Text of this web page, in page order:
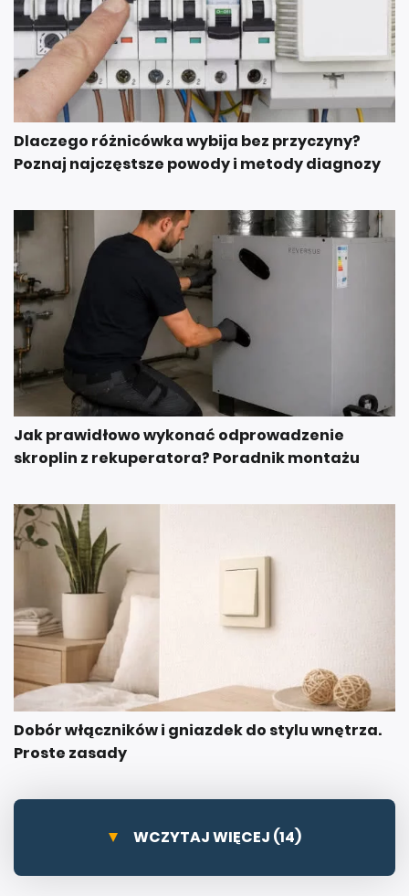
Dlaczego różnicówka wybija bez przyczyny?
Poznaj najczęstsze powody i metody diagnozy
Jak prawidłowo wykonać odprowadzenie
skroplin z rekuperatora? Poradnik montażu
Dobór włączników i gniazdek do stylu wnętrza.
Proste zasady
WCZYTAJ WIĘCEJ (14)